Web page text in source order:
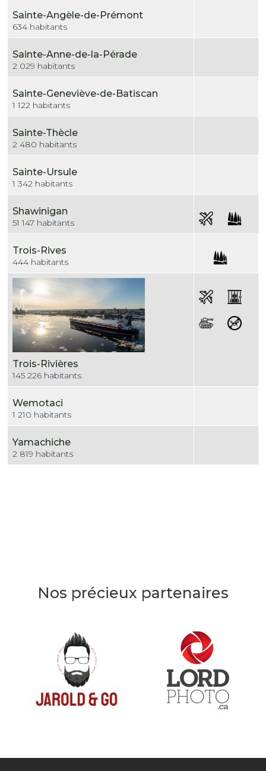
Sainte-Angèle-de-Prémont
634 habitants
Sainte-Anne-de-la-Pérade
2 029 habitants
Sainte-Geneviève-de-Batiscan
1 122 habitants
Sainte-Thècle
2 480 habitants
Sainte-Ursule
1 342 habitants
Shawinigan
51 147 habitants
Trois-Rives
444 habitants
Trois-Rivières
145 226 habitants
Wemotaci
1 210 habitants
Yamachiche
2 819 habitants
Nos précieux partenaires